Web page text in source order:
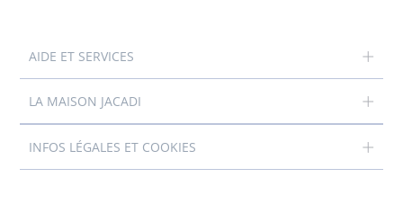
AIDE ET SERVICES
LA MAISON JACADI
INFOS LÉGALES ET COOKIES